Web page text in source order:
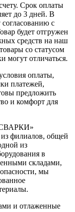
Срок оплаты
до 3 дней. В
с
будет отгружен
средств на наш
со статусом
могут отличаться.
оплаты,
платежей,
предложить
и комфорт для
СВАРКИ»
филиалов, общей
из
в
складами,
мы
и отлаженные